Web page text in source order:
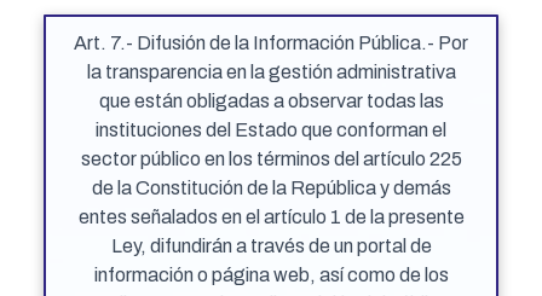
Art. 7.- Difusión de la Información Pública.- Por
la transparencia en la gestión administrativa
que están obligadas a observar todas las
instituciones del Estado que conforman el
sector público en los términos del artículo 225
de la Constitución de la República y demás
entes señalados en el artículo 1 de la presente
Ley, difundirán a través de un portal de
información o página web, así como de los